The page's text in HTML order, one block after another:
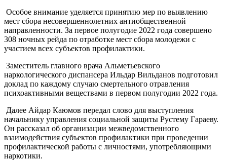
Особое внимание уделяется принятию мер по выявлению
мест сбора несовершеннолетних антиобщественной
направленности. За первое полугодие 2022 года совершено
308 ночных рейда по отработке мест сбора молодежи с
участием всех субъектов профилактики.
Заместитель главного врача Альметьевского
наркологического диспансера Ильдар Вильданов подготовил
доклад по каждому случаю смертельного отравления
психоактивными веществами в первом полугодии 2022 года.
Далее Айдар Каюмов передал слово для выступления
начальнику управления социальной защиты Рустему Гараеву.
Он рассказал об организации межведомственного
взаимодействия субъектов профилактики при проведении
профилактической работы с личностями, употребляющими
наркотики.